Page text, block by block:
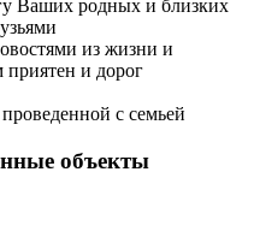
Ваших родных и близких
из жизни и
приятен и дорог
с семьей
объекты